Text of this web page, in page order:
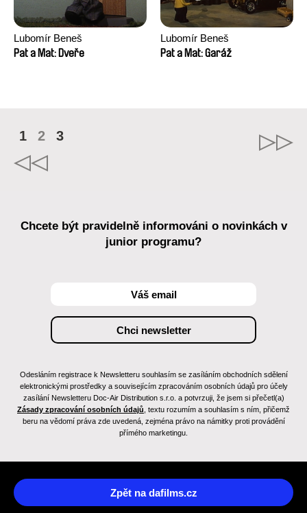
Lubomír Beneš
Pat a Mat: Dveře
Lubomír Beneš
Pat a Mat: Garáž
1 2 3
Chcete být pravidelně informováni o novinkách v
junior programu?
Odesláním registrace k Newsletteru souhlasím se zasíláním obchodních sdělení
elektronickými prostředky a souvisejícím zpracováním osobních údajů pro účely
zasílání Newsletteru Doc-Air Distribution s.r.o. a potvrzuji, že jsem si přečetl(a)
Zásady zpracování osobních údajů , textu rozumím a souhlasím s ním, přičemž
beru na vědomí práva zde uvedená, zejména právo na námitky proti provádění
přímého marketingu.
Zpět na dafilms.cz